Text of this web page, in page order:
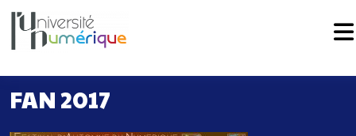
Navigation principale
FAN 2017